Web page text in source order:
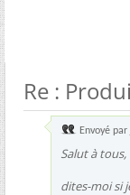
Re :
Envoyé par
Salut à tous,
dites-moi si